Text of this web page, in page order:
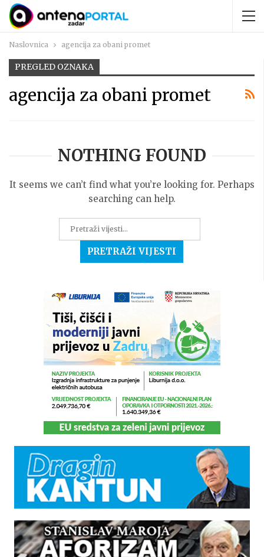
Naslovnica agencija za obani promet
PREGLED OZNAKA
agencija za obani promet
NOTHING FOUND
It seems we can’t find what you’re looking for. Perhaps
searching can help.